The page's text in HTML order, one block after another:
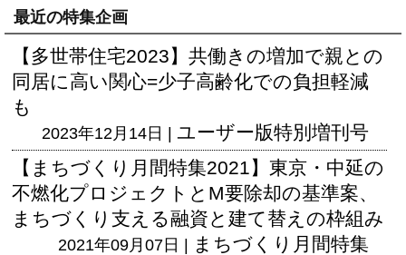
最近の特集企画
【多世帯住宅2023】共働きの増加で親との
同居に高い関心=少子高齢化での負担軽減
も
2023年12月14日 | ユーザー版特別増刊号
【まちづくり月間特集2021】東京・中延の
不燃化プロジェクトとM要除却の基準案、
まちづくり支える融資と建て替えの枠組み
2021年09月07日 | まちづくり月間特集